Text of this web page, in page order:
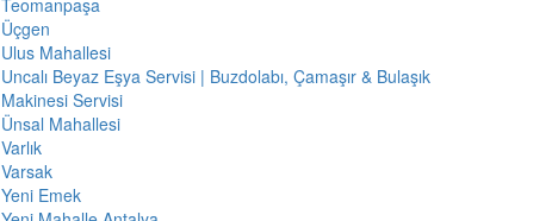
Teomanpaşa
Üçgen
Ulus Mahallesi
Uncalı Beyaz Eşya Servisi | Buzdolabı, Çamaşır & Bulaşık
Makinesi Servisi
Ünsal Mahallesi
Varlık
Varsak
Yeni Emek